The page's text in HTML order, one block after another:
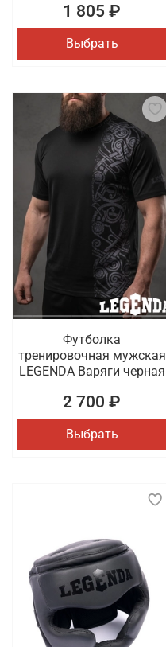
1 805 ₽
Выбрать
Футболка
тренировочная мужская
LEGENDA Варяги черная
2 700 ₽
Выбрать